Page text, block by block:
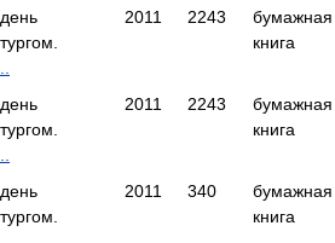
2011 2243
бумажная
книга
2011 2243
бумажная
книга
2011 340
бумажная
книга